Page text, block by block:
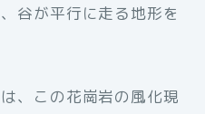
谷が平行に走る地形を
、この花崗岩の風化現